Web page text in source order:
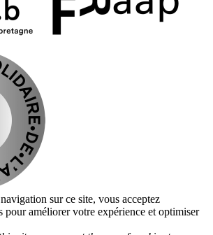
sur ce site, vous acceptez
pour améliorer votre expérience et optimiser